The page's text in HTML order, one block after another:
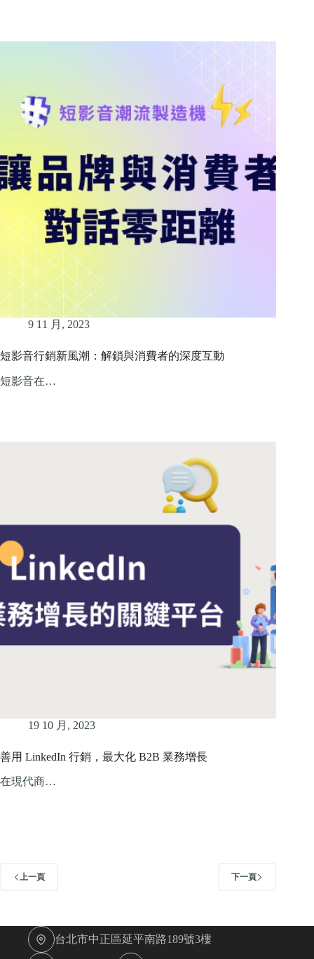
9 11 月, 2023
短影音行銷新風潮：解鎖與消費者的深度互動
短影音在…
19 10 月, 2023
善用 LinkedIn 行銷，最大化 B2B 業務增長
在現代商…
上一頁 下一頁
台北市中正區延平南路189號3樓